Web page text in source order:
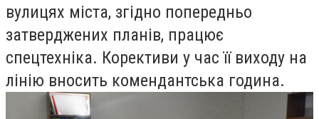
вулицях міста, згідно попередньо
затверджених планів, працює
спецтехніка. Корективи у час її виходу на
лінію вносить комендантська година.